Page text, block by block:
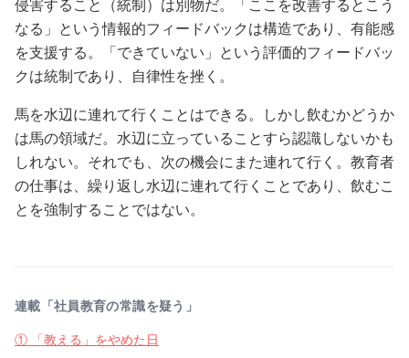
侵害すること（統制）は別物だ。「ここを改善するとこう
なる」という情報的フィードバックは構造であり、有能感
を支援する。「できていない」という評価的フィードバッ
クは統制であり、自律性を挫く。
馬を水辺に連れて行くことはできる。しかし飲むかどうか
は馬の領域だ。水辺に立っていることすら認識しないかも
しれない。それでも、次の機会にまた連れて行く。教育者
の仕事は、繰り返し水辺に連れて行くことであり、飲むこ
とを強制することではない。
連載「社員教育の常識を疑う」
① 「教える」をやめた日